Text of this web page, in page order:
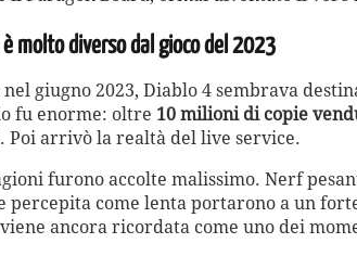
è molto diverso dal gioco del 2023
nel giugno 2023, Diablo 4 sembrava
fu enorme: oltre 10 milioni di copie
Poi arrivò la realtà del live service.
furono accolte malissimo. Nerf
percepita come lenta portarono a un
ancora ricordata come uno dei